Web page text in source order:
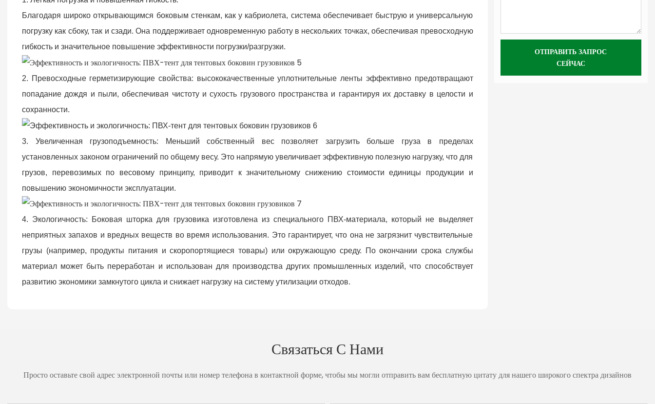
Благодаря широко открывающимся боковым стенкам, как у кабриолета, система обеспечивает быструю и универсальную
погрузку как сбоку, так и сзади. Она поддерживает одновременную работу в нескольких точках, обеспечивая превосходную
гибкость и значительное повышение эффективности погрузки/разгрузки.
2. Превосходные герметизирующие свойства: высококачественные уплотнительные ленты эффективно предотвращают
попадание дождя и пыли, обеспечивая чистоту и сухость грузового пространства и гарантируя их доставку в целости и
сохранности.
3. Увеличенная грузоподъемность: Меньший собственный вес позволяет загрузить больше груза в пределах
установленных законом ограничений по общему весу. Это напрямую увеличивает эффективную полезную нагрузку, что для
грузов, перевозимых по весовому принципу, приводит к значительному снижению стоимости единицы продукции и
повышению экономичности эксплуатации.
4. Экологичность: Боковая шторка для грузовика изготовлена ​​из специального ПВХ-материала, который не выделяет
неприятных запахов и вредных веществ во время использования. Это гарантирует, что она не загрязнит чувствительные
грузы (например, продукты питания и скоропортящиеся товары) или окружающую среду. По окончании срока службы
материал может быть переработан и использован для производства других промышленных изделий, что способствует
развитию экономики замкнутого цикла и снижает нагрузку на систему утилизации отходов.
ОТПРАВИТЬ ЗАПРОС
СЕЙЧАС
Связаться С Нами
Просто оставьте свой адрес электронной почты или номер телефона в контактной форме, чтобы мы могли отправить вам бесплатную цитату для нашего широкого спектра дизайнов